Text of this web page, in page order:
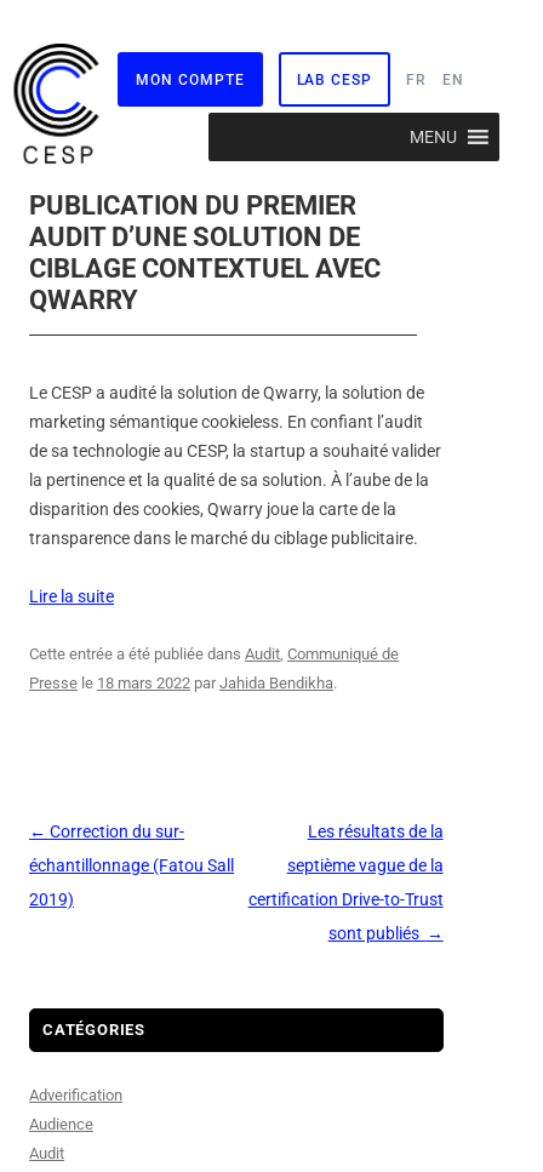
MON COMPTE LAB CESP FR EN
MENU
PUBLICATION DU PREMIER
AUDIT D’UNE SOLUTION DE
CIBLAGE CONTEXTUEL AVEC
QWARRY
Le CESP a audité la solution de Qwarry, la solution de
marketing sémantique cookieless. En confiant l’audit
de sa technologie au CESP, la startup a souhaité valider
la pertinence et la qualité de sa solution. À l’aube de la
disparition des cookies, Qwarry joue la carte de la
transparence dans le marché du ciblage publicitaire.
Lire la suite
Cette entrée a été publiée dans Audit, Communiqué de
Presse le 18 mars 2022 parJahida Bendikha.
Navigation
des
articles
← Correction du sur-
échantillonnage (Fatou Sall
2019)
Les résultats de la
septième vague de la
certification Drive-to-Trust
sont publiés →
CATÉGORIES
Adverification
Audience
Audit